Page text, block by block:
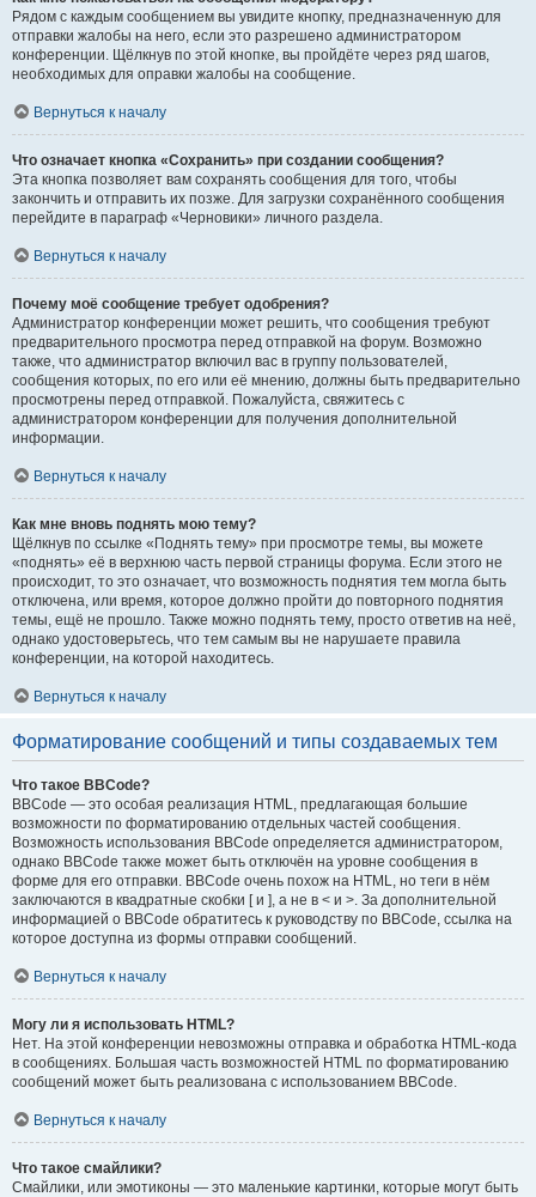
Рядом с каждым сообщением вы увидите кнопку, предназначенную для
отправки жалобы на него, если это разрешено администратором
конференции. Щёлкнув по этой кнопке, вы пройдёте через ряд шагов,
необходимых для оправки жалобы на сообщение.
Вернуться к началу
Что означает кнопка «Сохранить» при создании сообщения?
Эта кнопка позволяет вам сохранять сообщения для того, чтобы
закончить и отправить их позже. Для загрузки сохранённого сообщения
перейдите в параграф «Черновики» личного раздела.
Вернуться к началу
Почему моё сообщение требует одобрения?
Администратор конференции может решить, что сообщения требуют
предварительного просмотра перед отправкой на форум. Возможно
также, что администратор включил вас в группу пользователей,
сообщения которых, по его или её мнению, должны быть предварительно
просмотрены перед отправкой. Пожалуйста, свяжитесь с
администратором конференции для получения дополнительной
информации.
Вернуться к началу
Как мне вновь поднять мою тему?
Щёлкнув по ссылке «Поднять тему» при просмотре темы, вы можете
«поднять» её в верхнюю часть первой страницы форума. Если этого не
происходит, то это означает, что возможность поднятия тем могла быть
отключена, или время, которое должно пройти до повторного поднятия
темы, ещё не прошло. Также можно поднять тему, просто ответив на неё,
однако удостоверьтесь, что тем самым вы не нарушаете правила
конференции, на которой находитесь.
Вернуться к началу
Форматирование сообщений и типы создаваемых тем
Что такое BBCode?
BBCode — это особая реализация HTML, предлагающая большие
возможности по форматированию отдельных частей сообщения.
Возможность использования BBCode определяется администратором,
однако BBCode также может быть отключён на уровне сообщения в
форме для его отправки. BBCode очень похож на HTML, но теги в нём
заключаются в квадратные скобки [ и ], а не в < и >. За дополнительной
информацией о BBCode обратитесь к руководству по BBCode, ссылка на
которое доступна из формы отправки сообщений.
Вернуться к началу
Могу ли я использовать HTML?
Нет. На этой конференции невозможны отправка и обработка HTML-кода
в сообщениях. Большая часть возможностей HTML по форматированию
сообщений может быть реализована с использованием BBCode.
Вернуться к началу
Что такое смайлики?
Смайлики, или эмотиконы — это маленькие картинки, которые могут быть